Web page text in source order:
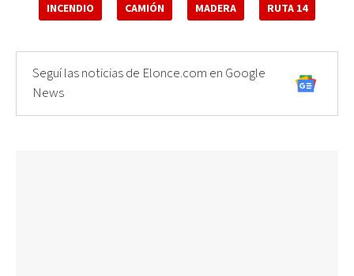
INCENDIO CAMIÓN MADERA RUTA 14
Seguí las noticias de Elonce.com en Google
News